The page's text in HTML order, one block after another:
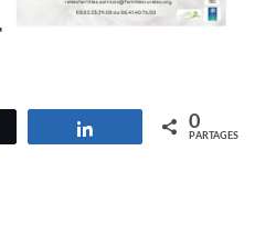
Partagez 0
PARTAGES